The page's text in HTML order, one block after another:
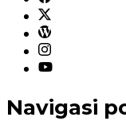
Navigasi